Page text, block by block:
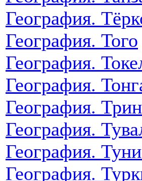
География.
География. Того
География.
География.
География.
География.
География.
География.